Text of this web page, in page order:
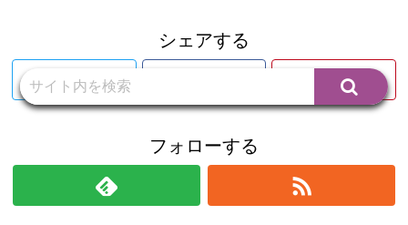
シェアする
Twitter Pinterest
フォローする